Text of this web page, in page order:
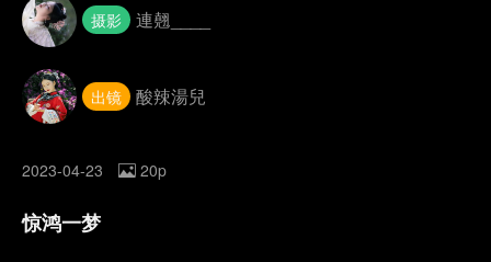
摄影 連翹____
出镜 酸辣湯兒
2023-04-23 20p
惊鸿一梦